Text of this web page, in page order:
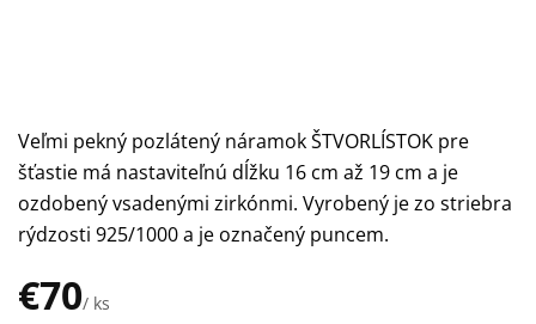
€70/ ks
Jednotková
Veľmi pekný pozlátený náramok ŠTVORLÍSTOK pre
šťastie má nastaviteľnú dĺžku 16 cm až 19 cm a je
ozdobený vsadenými zirkónmi. Vyrobený je zo striebra
rýdzosti 925/1000 a je označený puncem.